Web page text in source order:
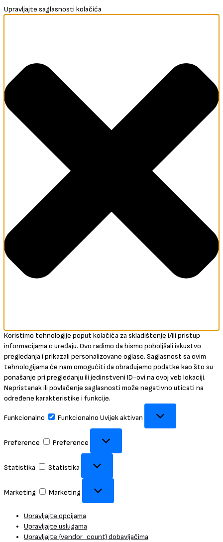
Upravljajte saglasnosti kolačića
Koristimo tehnologije poput kolačića za skladištenje i/ili pristup
informacijama o uređaju. Ovo radimo da bismo poboljšali iskustvo
pregledanja i prikazali personalizovane oglase. Saglasnost sa ovim
tehnologijama će nam omogućiti da obrađujemo podatke kao što su
ponašanje pri pregledanju ili jedinstveni ID-ovi na ovoj veb lokaciji.
Nepristanak ili povlačenje saglasnosti može negativno uticati na
određene karakteristike i funkcije.
Funkcionalno Funkcionalno Uvijek aktivan
Preference Preference
Statistika Statistika
Marketing Marketing
Upravljajte opcijama
Upravljajte uslugama
Upravljajte {vendor_count} dobavljačima